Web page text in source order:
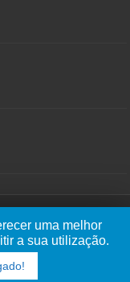
área de instalação de
uma melhor
a sua utilização.